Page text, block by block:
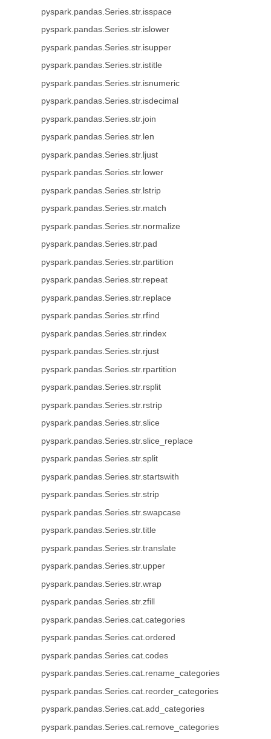
pyspark.pandas.Series.str.isspace
pyspark.pandas.Series.str.islower
pyspark.pandas.Series.str.isupper
pyspark.pandas.Series.str.istitle
pyspark.pandas.Series.str.isnumeric
pyspark.pandas.Series.str.isdecimal
pyspark.pandas.Series.str.join
pyspark.pandas.Series.str.len
pyspark.pandas.Series.str.ljust
pyspark.pandas.Series.str.lower
pyspark.pandas.Series.str.lstrip
pyspark.pandas.Series.str.match
pyspark.pandas.Series.str.normalize
pyspark.pandas.Series.str.pad
pyspark.pandas.Series.str.partition
pyspark.pandas.Series.str.repeat
pyspark.pandas.Series.str.replace
pyspark.pandas.Series.str.rfind
pyspark.pandas.Series.str.rindex
pyspark.pandas.Series.str.rjust
pyspark.pandas.Series.str.rpartition
pyspark.pandas.Series.str.rsplit
pyspark.pandas.Series.str.rstrip
pyspark.pandas.Series.str.slice
pyspark.pandas.Series.str.slice_replace
pyspark.pandas.Series.str.split
pyspark.pandas.Series.str.startswith
pyspark.pandas.Series.str.strip
pyspark.pandas.Series.str.swapcase
pyspark.pandas.Series.str.title
pyspark.pandas.Series.str.translate
pyspark.pandas.Series.str.upper
pyspark.pandas.Series.str.wrap
pyspark.pandas.Series.str.zfill
pyspark.pandas.Series.cat.categories
pyspark.pandas.Series.cat.ordered
pyspark.pandas.Series.cat.codes
pyspark.pandas.Series.cat.rename_categories
pyspark.pandas.Series.cat.reorder_categories
pyspark.pandas.Series.cat.add_categories
pyspark.pandas.Series.cat.remove_categories